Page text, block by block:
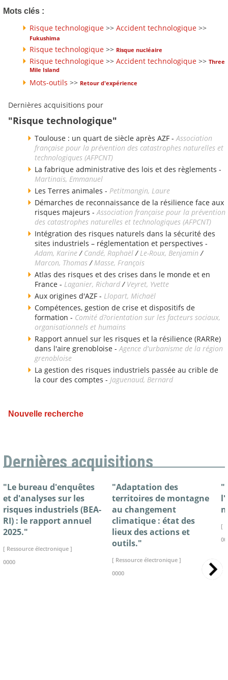
Mots clés :
Risque technologique >> Accident technologique >>
Fukushima
Risque technologique >> Risque nucléaire
Risque technologique >> Accident technologique >> Three
Mile Island
Mots-outils >> Retour d'expérience
Dernières acquisitions pour
"Risque technologique"
Toulouse : un quart de siècle après AZF -Association
française pour la prévention des catastrophes naturelles et
technologiques (AFPCNT)
La fabrique administrative des lois et des règlements -
Martinais, Emmanuel
Les Terres animales - Petitmangin, Laure
Démarches de reconnaissance de la résilience face aux
risques majeurs -Association française pour la prévention
des catastrophes naturelles et technologiques (AFPCNT)
Intégration des risques naturels dans la sécurité des
sites industriels – réglementation et perspectives -
Adam, Karine/ Candé, Raphaël/ Le-Roux, Benjamin /
Marcon, Thomas/Masse, François
Atlas des risques et des crises dans le monde et en
France - Laganier, Richard/ Veyret, Yvette
Aux origines d'AZF - Llopart, Michaël
Compétences, gestion de crise et dispositifs de
formation - Comité d?orientation sur les facteurs sociaux,
organisationnels et humains
Rapport annuel sur les risques et la résilience (RARRe)
dans l'aire grenobloise -Agence d'urbanisme de la région
grenobloise
La gestion des risques industriels passée au crible de
la cour des comptes - Jaguenaud, Bernard
Nouvelle recherche
Dernières acquisitions
"Le bureau d'enquêtes
et d'analyses sur les
risques industriels (BEA-
RI) : le rapport annuel
2025."
[ Ressource électronique ]
0000
"Adaptation des
territoires de montagne
au changement
climatique : état des
lieux des actions et
outils."
[ Ressource électronique ]
0000
[